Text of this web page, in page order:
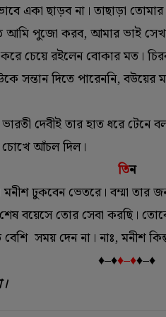
একা ছাড়ব না। তাছাড়া
পুজো করব, আমার ভাই
চেয়ে রইলেন বোকার মত।
সন্তান দিতে পারেননি,
ভারতী দেবীই তার হাত ধরে
চোখে আঁচল দিল।
তিন
ঢুকবেন ভেতরে। বম্মা তার
বয়েসে তোর সেবা করছি।
সময় দেন না। নাঃ, মনীশ
♦–♦♦–♦♦–♦